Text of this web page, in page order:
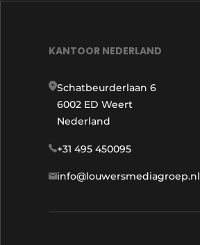
KANTOOR NEDERLAND
Schatbeurderlaan 6
6002 ED Weert
Nederland
+31 495 450095
info@louwersmediagroep.nl